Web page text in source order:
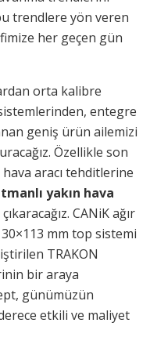
trendlere yön veren
her geçen gün
orta kalibre
entegre
geniş ürün ailemizi
Özellikle son
aracı tehditlerine
yakın hava
CANiK ağır
mm top sistemi
TRAKON
bir araya
günümüzün
etkili ve maliyet